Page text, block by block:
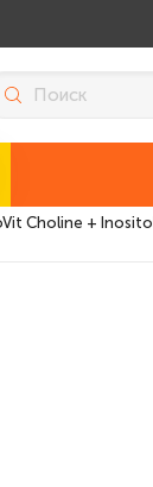
Choline +